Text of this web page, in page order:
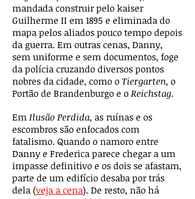
mandada construir pelo kaiser
Guilherme II em 1895 e eliminada do
mapa pelos aliados pouco tempo depois
da guerra. Em outras cenas, Danny,
sem uniforme e sem documentos, foge
da polícia cruzando diversos pontos
nobres da cidade, como o Tiergarten, o
Portão de Brandenburgo e o Reichstag.
Em Ilusão Perdida, as ruínas e os
escombros são enfocados com
fatalismo. Quando o namoro entre
Danny e Frederica parece chegar a um
impasse definitivo e os dois se afastam,
parte de um edifício desaba por trás
dela (veja a cena). De resto, não há